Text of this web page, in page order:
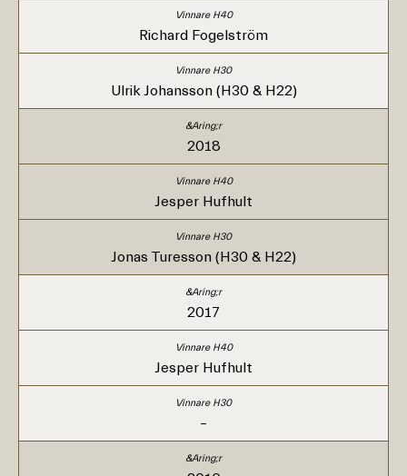
Richard Fogelström
Ulrik Johansson (H30 & H22)
2018
Jesper Hufhult
Jonas Turesson (H30 & H22)
2017
Jesper Hufhult
–